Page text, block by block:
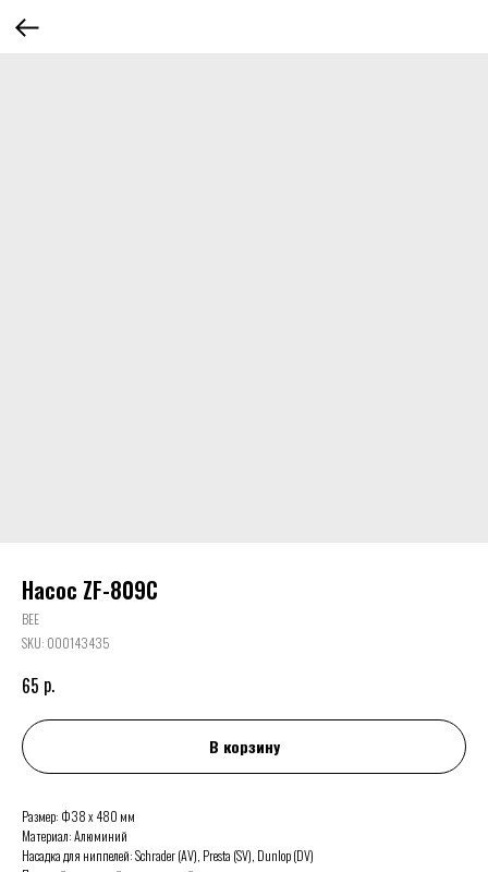
Насос ZF-809C
BEE
SKU: 000143435
65 р.
В корзину
Размер: Ф38 х 480 мм
Материал: Алюминий
Насадка для ниппелей: Schrader (AV), Presta (SV), Dunlop (DV)